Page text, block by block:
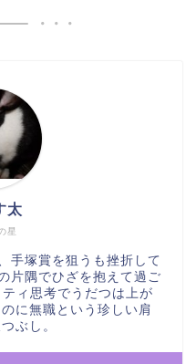
星
太
手塚賞を狙うも挫折して
片隅でひざを抱えて過ご
ィ思考でうだつは上が
に無職という珍しい肩
ぶし。